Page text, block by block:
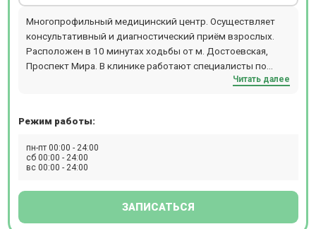
Многопрофильный медицинский центр. Осуществляет
консультативный и диагностический приём взрослых.
Расположен в 10 минутах ходьбы от м. Достоевская,
Проспект Мира. В клинике работают специалисты по
Читать далее
Режим работы:
пн-пт 00:00 - 24:00
сб 00:00 - 24:00
вс 00:00 - 24:00
ЗАПИСАТЬСЯ